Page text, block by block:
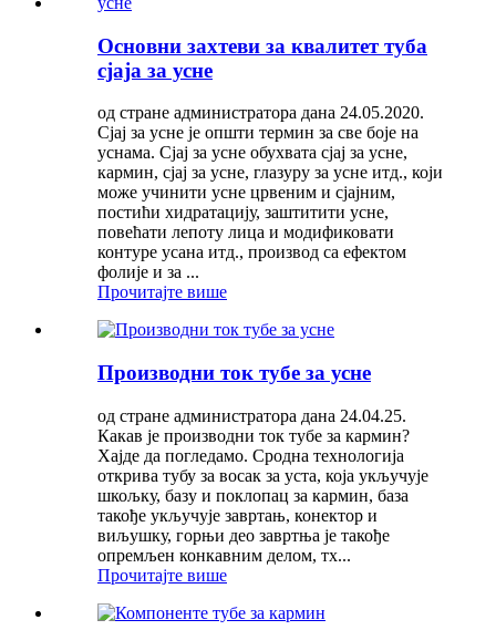
Основни захтеви за квалитет туба
сјаја за усне
од стране администратора дана 24.05.2020.
Сјај за усне је општи термин за све боје на
уснама. Сјај за усне обухвата сјај за усне,
кармин, сјај за усне, глазуру за усне итд., који
може учинити усне црвеним и сјајним,
постићи хидратацију, заштитити усне,
повећати лепоту лица и модификовати
контуре усана итд., производ са ефектом
фолије и за ...
Прочитајте више
Производни ток тубе за усне
од стране администратора дана 24.04.25.
Какав је производни ток тубе за кармин?
Хајде да погледамо. Сродна технологија
открива тубу за восак за уста, која укључује
шкољку, базу и поклопац за кармин, база
такође укључује завртањ, конектор и
виљушку, горњи део завртња је такође
опремљен конкавним делом, тх...
Прочитајте више